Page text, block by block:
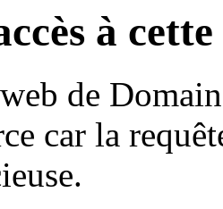
à
de
car la